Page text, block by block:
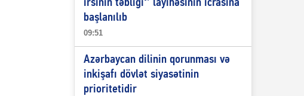
irsinin təbliği‘’ layihəsinin icrasına
başlanılıb
09:51
Azərbaycan dilinin qorunması və
inkişafı dövlət siyasətinin
prioritetidir